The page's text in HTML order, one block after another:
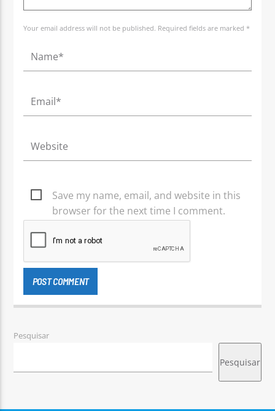
Your email address will not be published. Required fields are marked *
Save my name, email, and website in this
browser for the next time I comment.
Pesquisar
Pesquisar